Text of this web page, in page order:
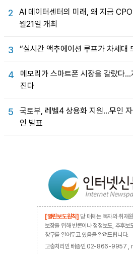
2
AI 데이터센터의 미래, 왜 지금
월21일 개최
3 “실시간 액추에이션 루프가 차세대
4
메모리가 스마트폰 시장을 갈랐다
진다
5
국토부, 레벨4 상용화 지원…무인
인 발표
[열린보도원칙] 당 매체는 독자와 취재
보장을 위해 반론이나 정정보도, 추후보
창구를 열어두고 있음을 알려드립니다.
고충처리인 배종인 02-866-9957